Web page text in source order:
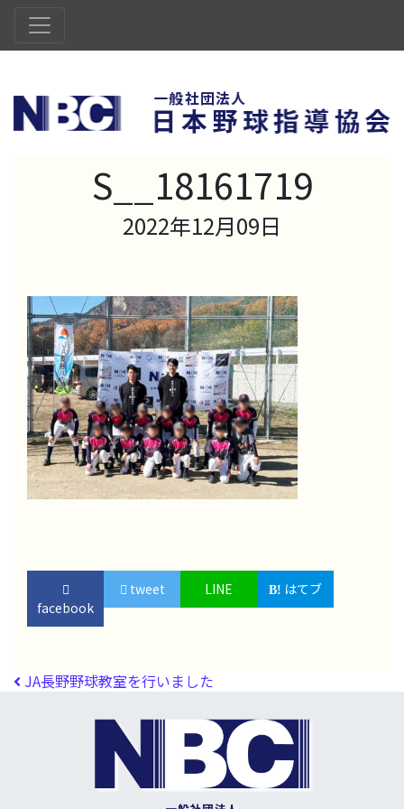
S__18161719
2022年12月09日
facebook
tweet LINE はてブ
投稿ナビゲーション
JA長野野球教室を行いました